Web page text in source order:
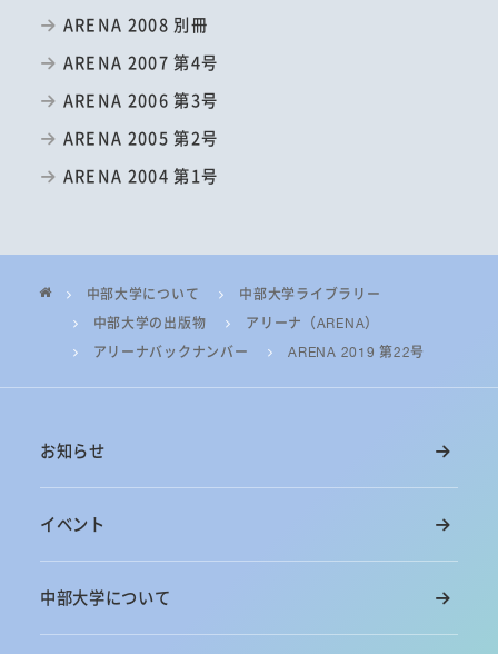
ARENA 2008 別冊
ARENA 2007 第4号
ARENA 2006 第3号
ARENA 2005 第2号
ARENA 2004 第1号
中部大学について
中部大学ライブラリー
中部大学の出版物
アリーナ（ARENA）
アリーナバックナンバー
ARENA 2019 第22号
お知らせ
イベント
中部大学について